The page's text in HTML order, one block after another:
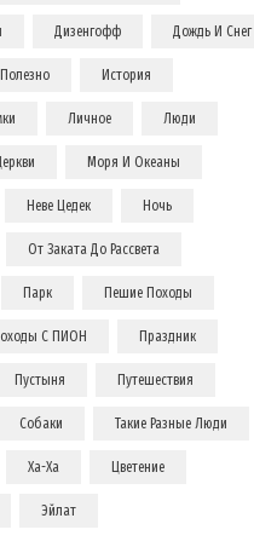
Дизенгофф Дождь И Снег
История
Личное Люди
Моря И Океаны
Неве Цедек Ночь
От Заката До Рассвета
Парк Пешие Походы
С ПИОН Праздник
Пустыня Путешествия
Собаки Такие Разные Люди
Ха-Ха Цветение
Эйлат